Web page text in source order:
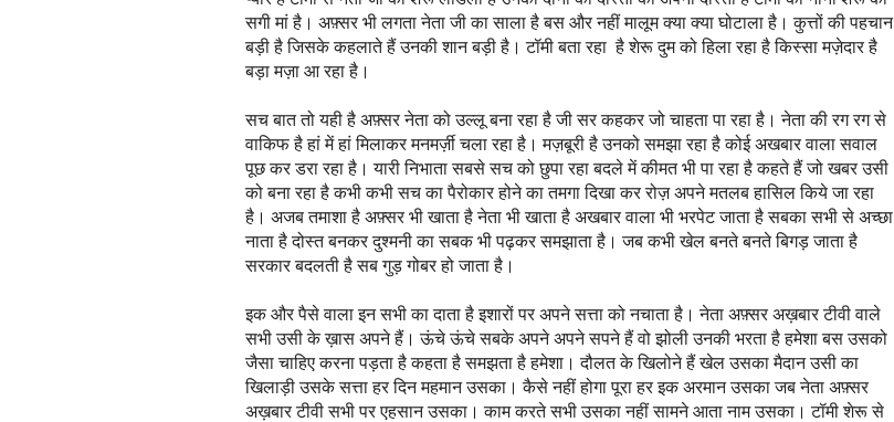
सगी मां है। अफ़्सर भी लगता नेता जी का साला है बस और नहीं मालूम क्या क्या घोटाला है। कुत्तों की पहचान
बड़ी है जिसके कहलाते हैं उनकी शान बड़ी है। टॉमी बता रहा है शेरू दुम को हिला रहा है किस्सा मज़ेदार है
बड़ा मज़ा आ रहा है।
सच बात तो यही है अफ़्सर नेता को उल्लू बना रहा है जी सर कहकर जो चाहता पा रहा है। नेता की रग रग से
वाकिफ है हां में हां मिलाकर मनमर्ज़ी चला रहा है। मज़बूरी है उनको समझा रहा है कोई अखबार वाला सवाल
पूछ कर डरा रहा है। यारी निभाता सबसे सच को छुपा रहा बदले में कीमत भी पा रहा है कहते हैं जो खबर उसी
को बना रहा है कभी कभी सच का पैरोकार होने का तमगा दिखा कर रोज़ अपने मतलब हासिल किये जा रहा
है। अजब तमाशा है अफ़्सर भी खाता है नेता भी खाता है अखबार वाला भी भरपेट जाता है सबका सभी से अच्छा
नाता है दोस्त बनकर दुश्मनी का सबक भी पढ़कर समझाता है। जब कभी खेल बनते बनते बिगड़ जाता है
सरकार बदलती है सब गुड़ गोबर हो जाता है।
इक और पैसे वाला इन सभी का दाता है इशारों पर अपने सत्ता को नचाता है। नेता अफ़्सर अख़बार टीवी वाले
सभी उसी के ख़ास अपने हैं। ऊंचे ऊंचे सबके अपने अपने सपने हैं वो झोली उनकी भरता है हमेशा बस उसको
जैसा चाहिए करना पड़ता है कहता है समझता है हमेशा। दौलत के खिलोने हैं खेल उसका मैदान उसी का
खिलाड़ी उसके सत्ता हर दिन महमान उसका। कैसे नहीं होगा पूरा हर इक अरमान उसका जब नेता अफ़्सर
अख़बार टीवी सभी पर एहसान उसका। काम करते सभी उसका नहीं सामने आता नाम उसका। टॉमी शेरू से